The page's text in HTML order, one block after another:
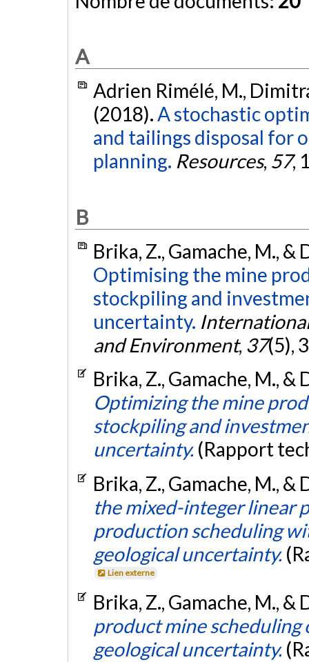
A
Adrien Rimélé, M.,
(2018).A stochastic
and tailings disposal for
planning. Resources, 57,
B
Brika, Z., Gamache, M.,
Optimising the mine
stockpiling and
uncertainty.
and Environment, 37(5),
Brika, Z., Gamache, M.,
Optimizing the mine
stockpiling and
uncertainty. (Rapport
Brika, Z., Gamache, M.,
the mixed-integer linear
production scheduling
geological uncertainty.
Lien externe
Brika, Z., Gamache, M.,
product mine
geological uncertainty.